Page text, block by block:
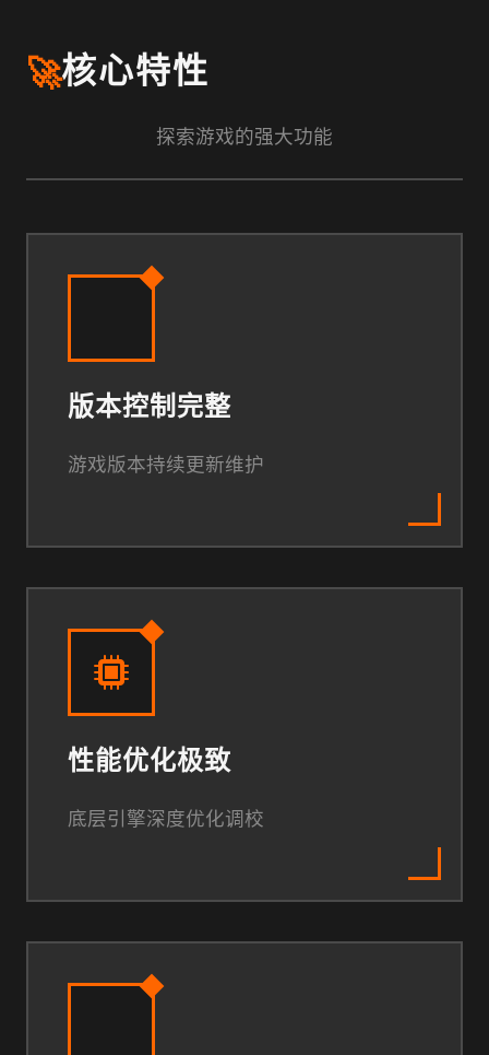
🚀核心特性
探索游戏的强大功能
版本控制完整
游戏版本持续更新维护
性能优化极致
底层引擎深度优化调校